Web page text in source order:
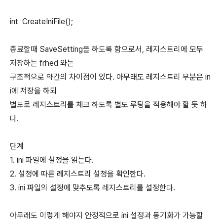
int CreateIniFile();
종료할때 SaveSetting을 하도록 함으로서, 레지스트리에 모두
저장하는 frhed 와는
구조적으로 약간의 차이점이 있다. 아무래도 레지스트리 부분은 in
i에 저장을 하되
별도로 레지스트리를 체크 하도록 별도 루팅을 적용해야 할 듯 하
다.
단계
1. ini 파일에 설정을 읽는다.
2. 설정에 따른 레지스트리 설정을 확인한다.
3. ini 파일의 설정에 맞추도록 레지스트리를 설정한다.
아무래도 이렇게 해야지 안정적으로 ini 설정과 동기화가 가능할